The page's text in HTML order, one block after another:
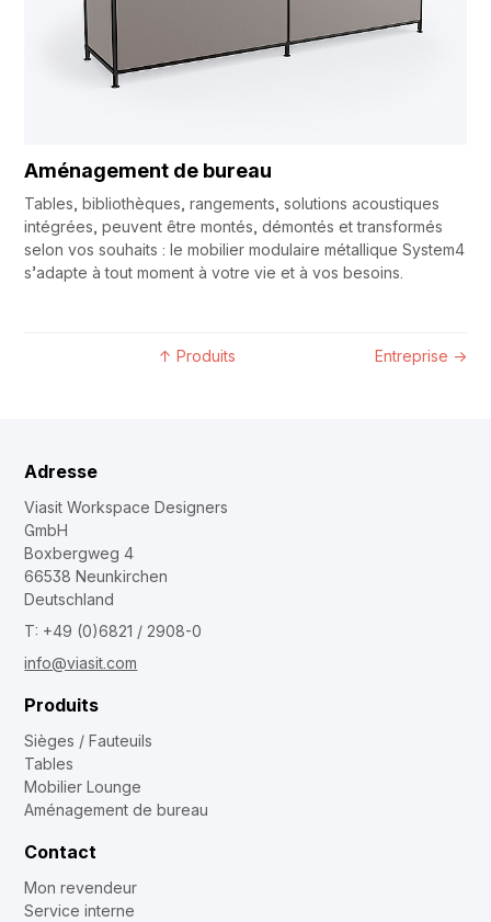
Aménagement de bureau
Tables, bibliothèques, rangements, solutions acoustiques
intégrées, peuvent être montés, démontés et transformés
selon vos souhaits : le mobilier modulaire métallique System4
s’adapte à tout moment à votre vie et à vos besoins.
↑ Produits Entreprise →
Adresse
Viasit Workspace Designers
GmbH
Boxbergweg 4
66538 Neunkirchen
Deutschland
T: +49 (0)6821 / 2908-0
info@viasit.com
Produits
Sièges / Fauteuils
Tables
Mobilier Lounge
Aménagement de bureau
Contact
Mon revendeur
Service interne